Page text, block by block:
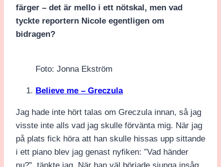
färger – det är mello i ett nötskal, men vad
tyckte reportern Nicole egentligen om
bidragen?
Foto: Jonna Ekström
Believe me – Greczula
Jag hade inte hört talas om Greczula innan, så jag
visste inte alls vad jag skulle förvänta mig. När jag
på plats fick höra att han skulle hissas upp sittande
i ett piano blev jag genast nyfiken: ”Vad händer